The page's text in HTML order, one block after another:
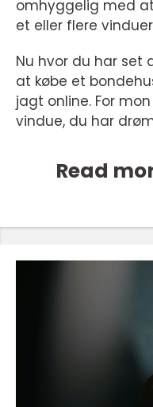
omhyggelig med
et eller flere
Nu hvor du har set
at købe et
jagt online. For
vindue, du har
Read